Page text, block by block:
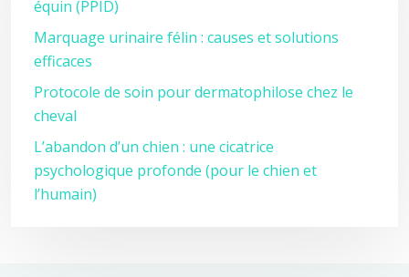
équin (PPID)
Marquage urinaire félin : causes et solutions
efficaces
Protocole de soin pour dermatophilose chez le
cheval
L’abandon d’un chien : une cicatrice
psychologique profonde (pour le chien et
l’humain)